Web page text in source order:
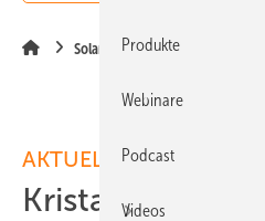
Solarmodule
AKTUELLE MELDUNGEN
Kristalline
Produkte
Webinare
Podcast
Videos